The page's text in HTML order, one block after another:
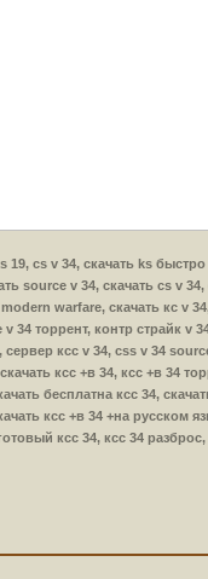
cs v 34, скачать ks
source v 34, скачать cs v
warfare, скачать кс v
торрент, контр страйк v
ксс v 34, css v 34
ксс +в 34, ксс +в 34
бесплатна ксс 34,
ксс +в 34 +на русском
ксс 34, ксс 34